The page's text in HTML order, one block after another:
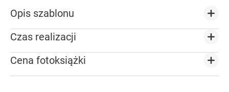
Opis szablonu
Czas realizacji
Cena fotoksiążki